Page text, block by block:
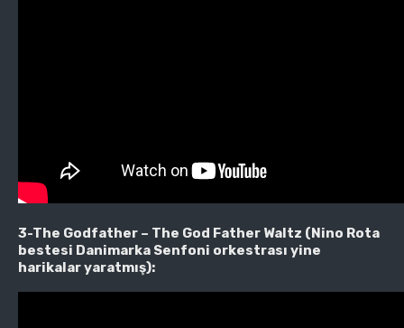
3-The Godfather – The God Father Waltz (Nino Rota
bestesi Danimarka Senfoni orkestrası yine
harikalar yaratmış):